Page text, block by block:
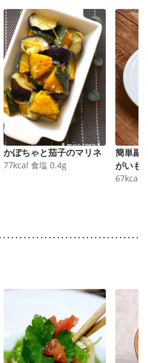
かぼちゃと茄子のマリネ
77kcal 食塩 0.4g
簡単副
がいも
67kcal